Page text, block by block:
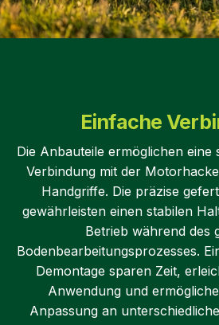
Einfache
Die Anbauteile ermöglichen eine
Verbindung mit der
Handgriffe. Die präzise
gewährleisten einen stabilen
Betrieb während des
Bodenbearbeitungsprozesses.
Demontage sparen Zeit,
Anwendung und
Anpassung an